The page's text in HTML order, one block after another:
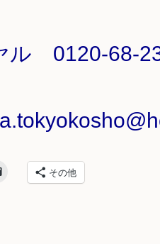
ル 0120-68-
その他